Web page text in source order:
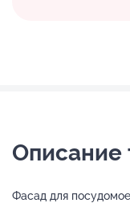
Описание
Фасад для